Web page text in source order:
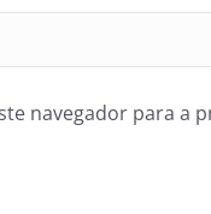
navegador para a